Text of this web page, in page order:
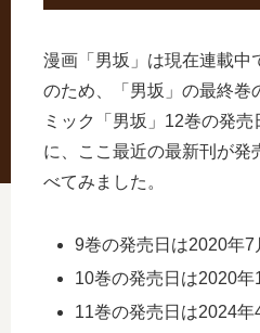
漫画「男坂」は現在連載中
のため、「男坂」の最終巻
ミック「男坂」12巻の発
に、ここ最近の最新刊が発
べてみました。
9巻の発売日は2020年7
10巻の発売日は2020年
11巻の発売日は2024年